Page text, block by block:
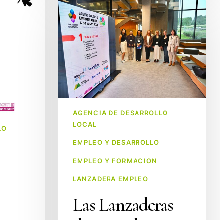
Las
Lanzaderas
de
Cantabria
conectan
talento
Speed
Dating
celebrado
Santander
AGENCIA DE DESARROLLO
LOCAL
EMPLEO Y DESARROLLO
EMPLEO Y FORMACION
LANZADERA EMPLEO
Las Lanzaderas